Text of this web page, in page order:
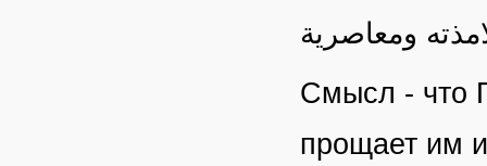
ومعاصرية
Смысл - что
прощает им